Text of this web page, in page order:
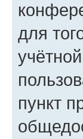
для
пункт